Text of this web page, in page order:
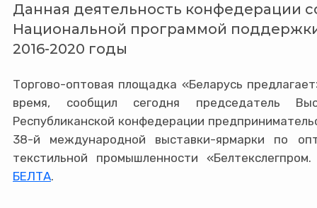
ГУМАНИТАРНОЕ ИЗМЕРЕНИЕ
ПРИЕМНАЯ КАМПАНИЯ В ВУЗЫ
ЕДИНОЕ МИГРАЦИОННОЕ ПРОСТРАНСТВО
МОЛОДЕЖНАЯ ПОЛИТИКА
СОЦИАЛЬНАЯ ПОЛИТИКА
МЕДИЦИНА
Данная деятельность конфедерации
Национальной программой
2016-2020 годы
Торгово-оптовая площадка «Беларусь
время, сообщил сегодня председатель
Республиканской конфедерации
38-й международной выставки-ярмарки по
текстильной промышленности
БЕЛТА.